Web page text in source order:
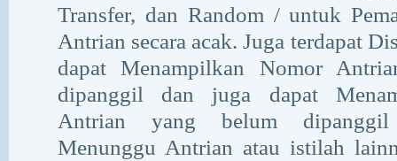
Transfer, dan Random / untuk
Antrian secara acak. Juga terdapat
dapat Menampilkan Nomor
dipanggil dan juga dapat
Antrian yang belum
Menunggu Antrian atau istilah